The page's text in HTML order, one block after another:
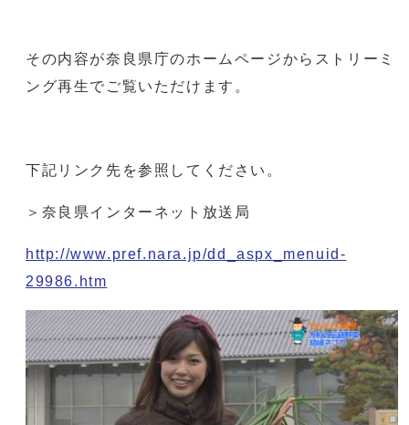
その内容が奈良県庁のホームページからストリーミ
ング再生でご覧いただけます。
下記リンク先を参照してください。
＞奈良県インターネット放送局
http://www.pref.nara.jp/dd_aspx_menuid-
29986.htm